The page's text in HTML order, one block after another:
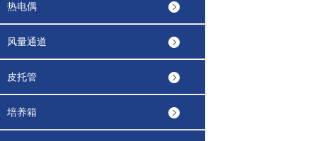
热电偶
风量通道
皮托管
培养箱